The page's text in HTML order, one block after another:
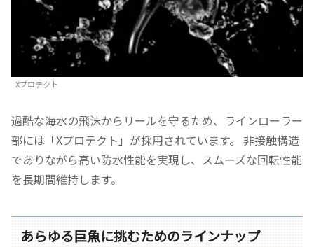
Xプロテクト
過酷な海水の飛沫からリールを守るため、ラインローラー
部には「Xプロテクト」が採用されています。 非接触構造
でありながら高い防水性能を実現し、スムーズな回転性能
を長期間維持します。
あらゆる巨魚に挑むためのラインナップ